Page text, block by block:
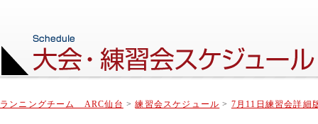
ランニングチーム ARC仙台 >練習会スケジュール > 7月11日練習会詳細